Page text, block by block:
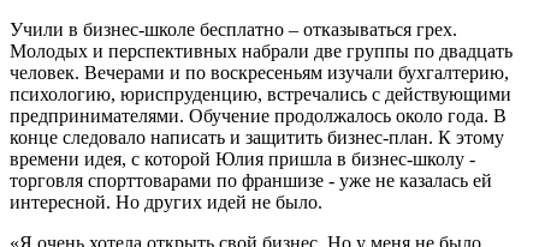
Учили в бизнес-школе бесплатно – отказываться грех.
Молодых и перспективных набрали две группы по двадцать
человек. Вечерами и по воскресеньям изучали бухгалтерию,
психологию, юриспруденцию, встречались с действующими
предпринимателями. Обучение продолжалось около года. В
конце следовало написать и защитить бизнес-план. К этому
времени идея, с которой Юлия пришла в бизнес-школу -
торговля спорттоварами по франшизе - уже не казалась ей
интересной. Но других идей не было.
«Я очень хотела открыть свой бизнес. Но у меня не было